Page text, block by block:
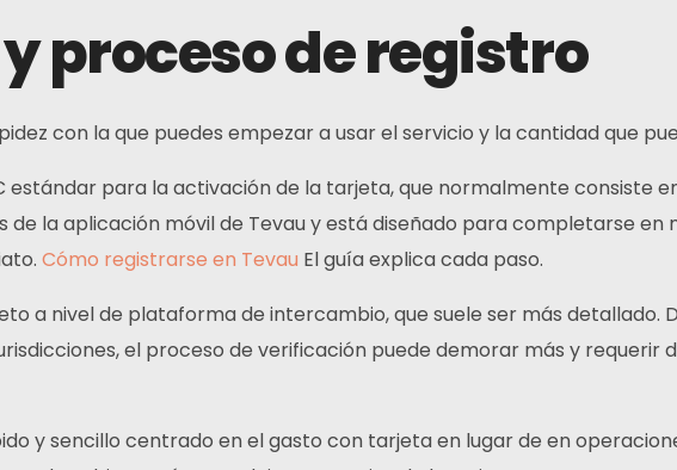
proceso de registro
con la que puedes empezar a usar el servicio y la cantidad que
estándar para la activación de la tarjeta, que normalmente consiste
la aplicación móvil de Tevau y está diseñado para completarse en
Cómo registrarse en Tevau El guía explica cada paso.
a nivel de plataforma de intercambio, que suele ser más detallado.
el proceso de verificación puede demorar más y requerir
y sencillo centrado en el gasto con tarjeta en lugar de en